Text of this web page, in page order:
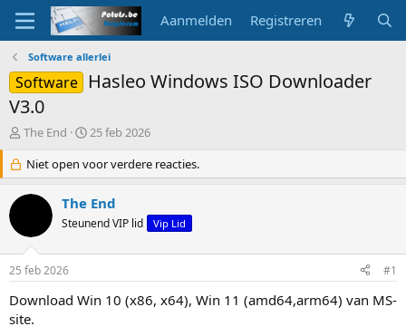
Aanmelden Registreren
Software allerlei
Software
Hasleo Windows ISO Downloader
V3.0
O
d
e
r
p
s
t
a
r
The End
S
a
r
t
d
a
m
25 feb 2026
Niet open voor verdere reacties.
The End
Steunend VIP lid Vip Lid
25 feb 2026 #1
Download Win 10 (x86, x64), Win 11 (amd64,arm64) van MS-
site.